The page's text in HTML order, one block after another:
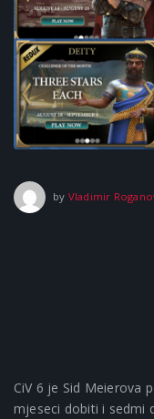
by Vladimir
CiV 6 je Sid Meierova
mjeseci dobiti i sedmi